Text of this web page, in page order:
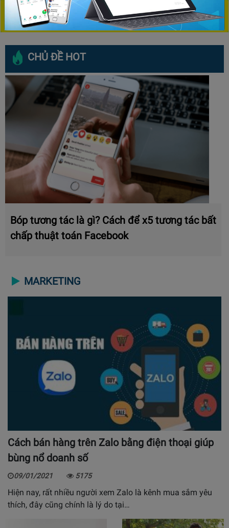
CHỦ ĐỀ HOT
Bóp tương tác là gì? Cách để x5 tương tác bất
chấp thuật toán Facebook
MARKETING
Cách bán hàng trên Zalo bằng điện thoại giúp
bùng nổ doanh số
09/01/2021 5175
Hiện nay, rất nhiều người xem Zalo là kênh mua sắm yêu
thích, đây cũng chính là lý do tại…